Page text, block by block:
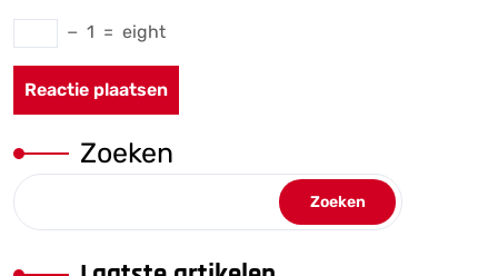
− 1 = eight
Zoeken
Zoeken